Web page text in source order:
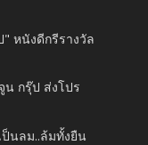
หนังดีกรีรางวัล
น กรุ๊ป ส่งโปร
นลม..ล้มทั้งยืน